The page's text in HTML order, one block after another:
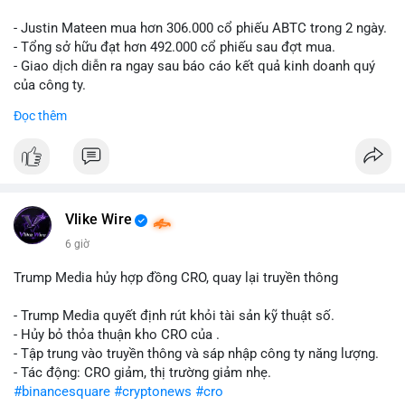
- Justin Mateen mua hơn 306.000 cổ phiếu ABTC trong 2 ngày.
- Tổng sở hữu đạt hơn 492.000 cổ phiếu sau đợt mua.
- Giao dịch diễn ra ngay sau báo cáo kết quả kinh doanh quý
của công ty.
#abtc #cryptonews
$btc $eth
📰 Nguồn: CoinDesk
Đọc thêm
Vlike Wire
6 giờ
Trump Media hủy hợp đồng CRO, quay lại truyền thông
- Trump Media quyết định rút khỏi tài sản kỹ thuật số.
- Hủy bỏ thỏa thuận kho CRO của .
- Tập trung vào truyền thông và sáp nhập công ty năng lượng.
- Tác động: CRO giảm, thị trường giảm nhẹ.
#binancesquare #cryptonews #cro